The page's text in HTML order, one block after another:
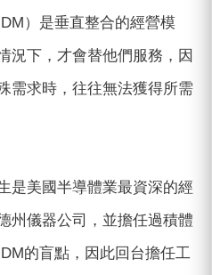
）是垂直整合的經營模
況下，才會替他們服務，因
需求時，往往無法獲得所需
是美國半導體業最資深的經
州儀器公司，並擔任過積體
的盲點，因此回台擔任工